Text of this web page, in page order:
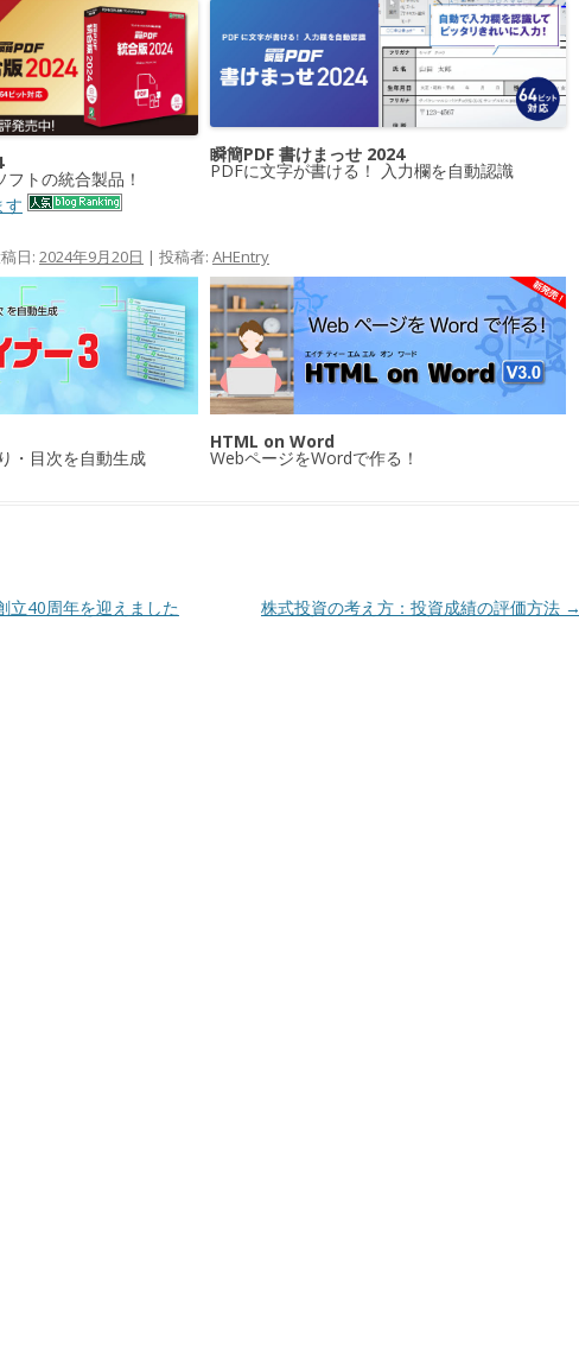
トの統合製品！
瞬簡PDF 書けまっせ 2024
PDFに文字が書ける！ 入力欄を自動認識
す
日: 2024年9月20日 | 投稿者: AHEntry
・目次を自動生成
HTML on Word
WebページをWordで作る！
立40周年を迎えました 株式投資の考え方：投資成績の評価方法 →